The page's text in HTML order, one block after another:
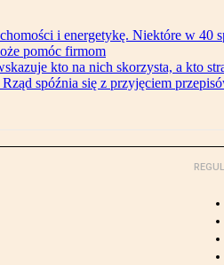
i energetykę. Niektóre w 40
pomóc firmom
kto na nich skorzysta, a kto
spóźnia się z przyjęciem